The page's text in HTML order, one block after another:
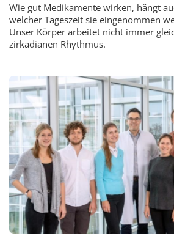
Wie gut Medikamente wirken, hängt
welcher Tageszeit sie eingenommen
Unser Körper arbeitet nicht immer
zirkadianen Rhythmus.